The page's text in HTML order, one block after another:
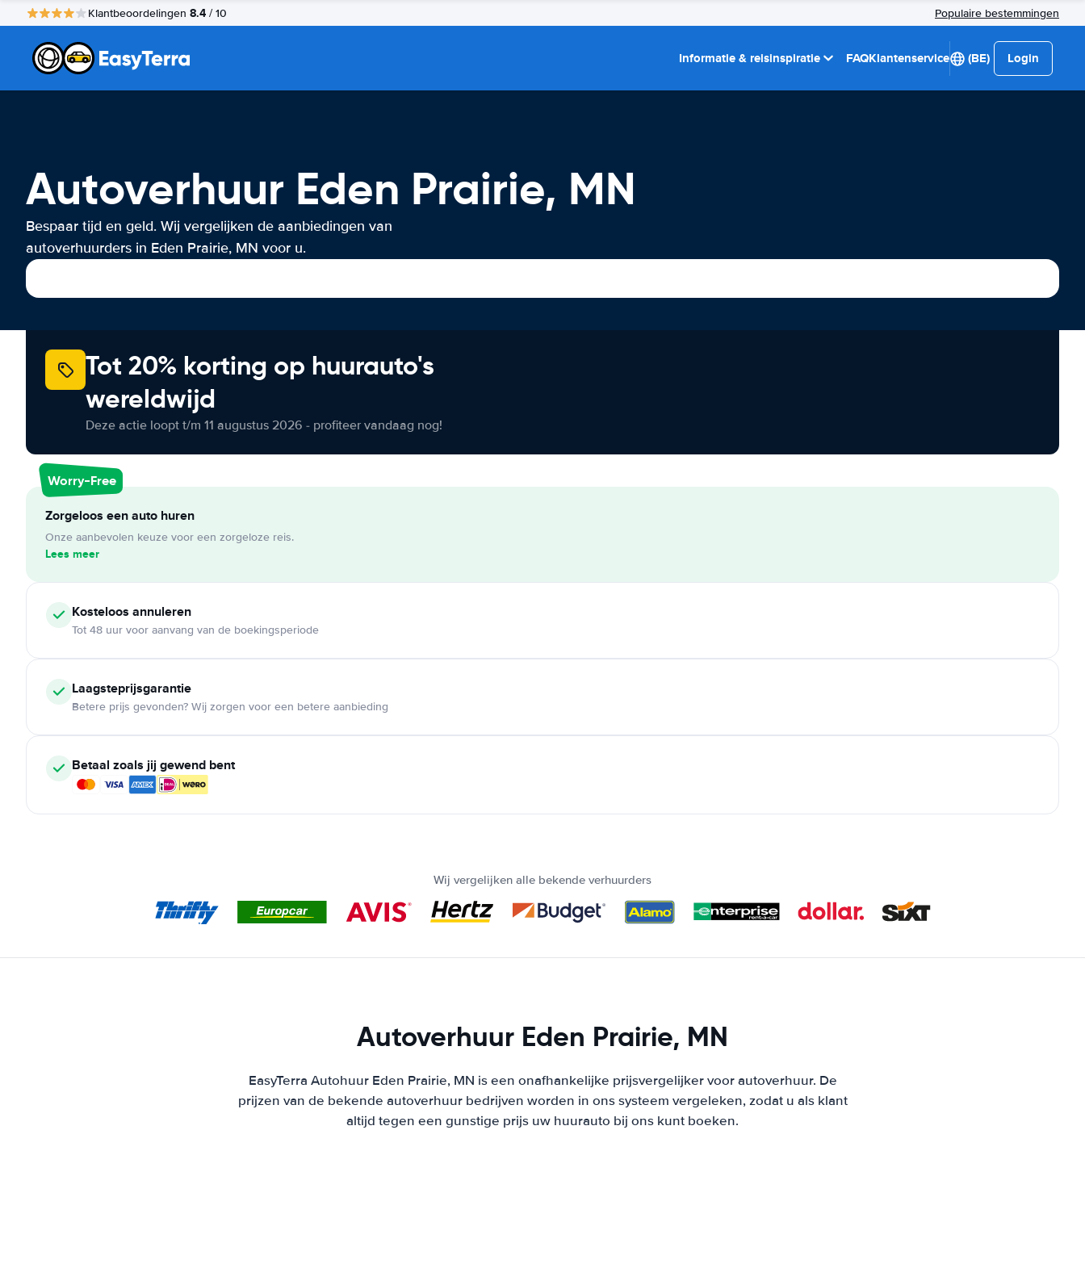
Klantbeoordelingen 8.4 / 10 Populaire bestemmingen
Informatie & reisinspiratie FAQKlantenservice (BE) Login
Autoverhuur Eden Prairie, MN
Bespaar tijd en geld. Wij vergelijken de aanbiedingen van
autoverhuurders in Eden Prairie, MN voor u.
Tot 20% korting op huurauto's
wereldwijd
Deze actie loopt t/m 11 augustus 2026 - profiteer vandaag nog!
Worry-Free
Zorgeloos een auto huren
Onze aanbevolen keuze voor een zorgeloze reis.
Lees meer
Kosteloos annuleren
Tot 48 uur voor aanvang van de boekingsperiode
Laagsteprijsgarantie
Betere prijs gevonden? Wij zorgen voor een betere aanbieding
Betaal zoals jij gewend bent
Wij vergelijken alle bekende verhuurders
Autoverhuur Eden Prairie, MN
EasyTerra Autohuur Eden Prairie, MN is een onafhankelijke prijsvergelijker voor autoverhuur. De
prijzen van de bekende autoverhuur bedrijven worden in ons systeem vergeleken, zodat u als klant
altijd tegen een gunstige prijs uw huurauto bij ons kunt boeken.